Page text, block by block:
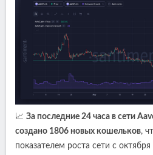
📈 За последние 24 часа в сети
создано 1806 новых кошельков,
показателем роста сети с